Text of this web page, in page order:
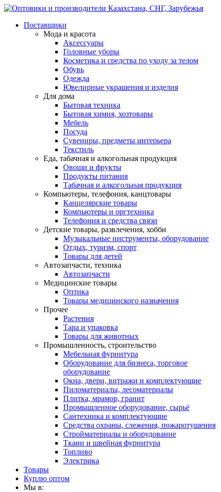
Поставщики
Мода и красота
Аксессуары
Головные уборы
Косметика и средства по уходу за телом
Обувь
Одежда
Ювелирные украшения и изделия
Для дома
Бытовая техника
Бытовая химия, хозтовары
Мебель
Посуда
Сувениры, предметы интерьера
Текстиль
Еда, табачная и алкогольная продукция
Овощи и фрукты
Продукты питания
Табачная и алкогольная продукция
Компьютеры, телефония, канцтовары
Канцелярские товары
Компьютеры и оргтехника
Телефония и средства связи
Детские товары, развлечения, хобби
Музыкальные инструменты, оборудование
Отдых, туризм, спорт
Товары для детей
Автозапчасти, техника
Автозапчасти
Медицинские товары
Оптика
Товары медицинского назначения
Прочее
Растения
Тара и упаковка
Товары для животных
Промышленность, строительство
Мебельная фурнитура
Оборудование для бизнеса, торговое
оборудование
Окна, двери, витражи и комплектующие
Пиломатериалы, лесоматериалы
Плитка, мрамор, гранит
Промышленное оборудование, сырьё
Сантехника и комплектующие
Средства охраны, слежения, пожаротушения
Стройматериалы и оборудование
Ткани и швейная фурнитура
Топливо
Электрика
Товары
Куплю оптом
Мы в: